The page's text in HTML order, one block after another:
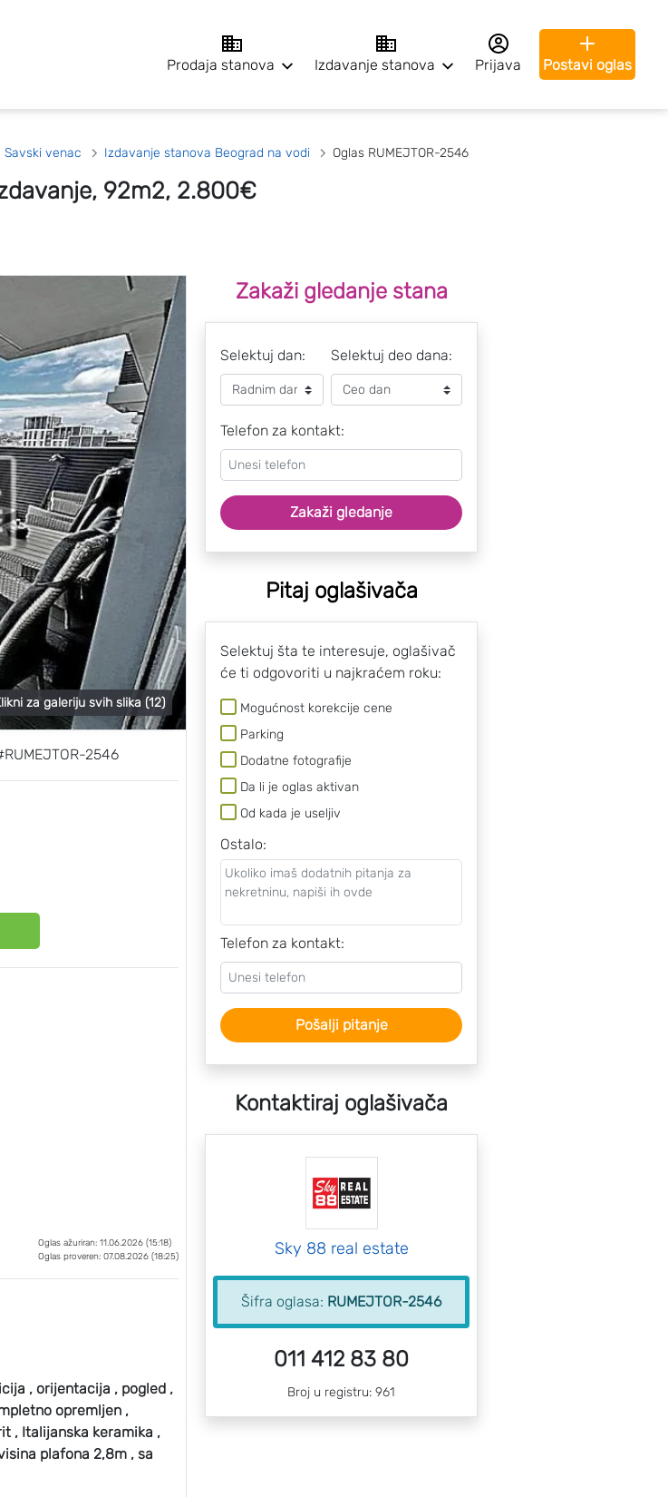
Prodaja stanova Izdavanje stanova Prijava Postavi oglas
venac Izdavanje stanova Beograd na vodi Oglas RUMEJTOR-2546
92m2, 2.800€
za galeriju svih slika (12)
2546
Oglas ažuriran: 11.06.2026 (15:18)
Oglas proveren: 07.08.2026 (18:25)
, orijentacija , pogled ,
opremljen ,
, Italijanska keramika ,
plafona 2,8m , sa
Zakaži gledanje stana
Selektuj dan: Selektuj deo dana:
Telefon za kontakt:
Zakaži gledanje
Pitaj oglašivača
Selektuj šta te interesuje, oglašivač
će ti odgovoriti u najkraćem roku:
Mogućnost korekcije cene
Parking
Dodatne fotografije
Da li je oglas aktivan
Od kada je useljiv
Ostalo:
Telefon za kontakt:
Pošalji pitanje
Kontaktiraj oglašivača
Sky 88 real estate
Šifra oglasa: RUMEJTOR-2546
011 412 83 80
Broj u registru: 961